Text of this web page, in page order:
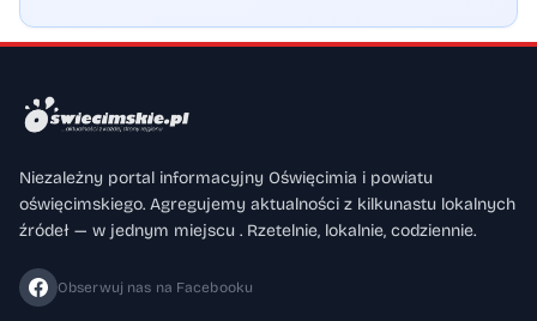
Niezależny portal informacyjny Oświęcimia i powiatu
oświęcimskiego. Agregujemy aktualności z kilkunastu lokalnych
źródeł — w jednym miejscu . Rzetelnie, lokalnie, codziennie.
Obserwuj nas na Facebooku